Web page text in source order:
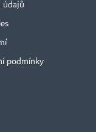
údajů
podmínky